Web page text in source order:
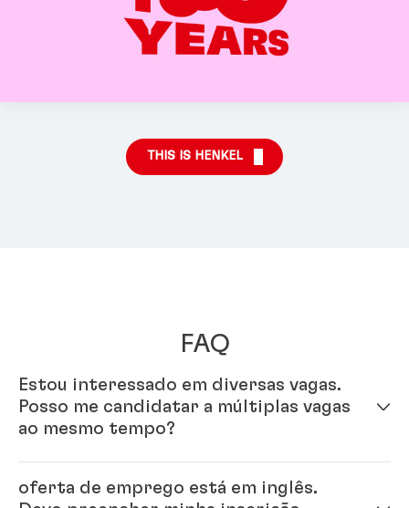
THIS IS HENKEL
FAQ
Estou interessado em diversas vagas.
Posso me candidatar a múltiplas vagas
ao mesmo tempo?
inscrição online. Uma vez que seu perfil estiver
oferta de emprego está em inglês.